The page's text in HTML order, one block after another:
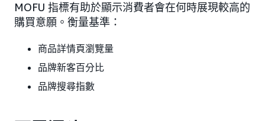
MOFU 指標有助於顯示消費者會在何時展現較高的
購買意願。衡量基準：
商品詳情頁瀏覽量
品牌新客百分比
品牌搜尋指數